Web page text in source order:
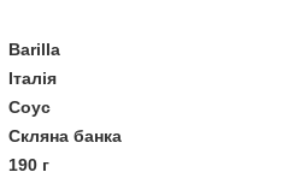
Barilla
Італія
Соус
Скляна банка
190 г